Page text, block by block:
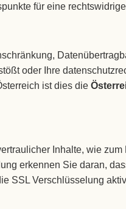
für eine
oder Ihre
ist dies die
Inhalte, wie
erkennen Sie daran,
SSL Verschlüsselung